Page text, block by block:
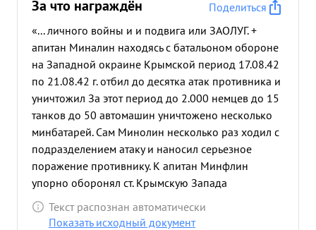
За что награждён
Поделиться
«... личного войны и и подвига или ЗАОЛУГ. +
апитан Миналин находясь с батальоном обороне
на Западной окраине Крымской период 17.08.42
по 21.08.42 г. отбил до десятка атак противника и
уничтожил За этот период до 2.000 немцев до 15
танков до 50 автомашин уничтожено несколько
минбатарей. Сам Минолин несколько раз ходил с
подразделением атаку и наносил серьезное
поражение противнику. К апитан Минфлин
упорно оборонял ст. Крымскую Запада
вследствии чего немцам не удалось овладеть
последней с фронта и только обойдя с севера и
Текст распознан автоматически
Показать исходный документ